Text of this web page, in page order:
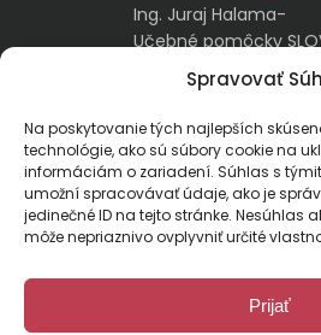
Spravovať
Na poskytovanie tých najlepších
technológie, ako sú súbory cookie na
informáciám o zariadení. Súhlas s
umožní spracovávať údaje, ako je
jedinečné ID na tejto stránke. Nesúhlas
môže nepriaznivo ovplyvniť určité
Prijať
Ing. Juraj Halama-
Učebné pomôcky
Malachovská 17/A
974 05 Banská
0917 797 357, 048/